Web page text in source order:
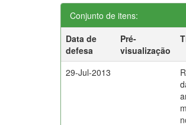
Conjunto de itens:
Data de
defesa
Pré-
visualização
29-Jul-2013